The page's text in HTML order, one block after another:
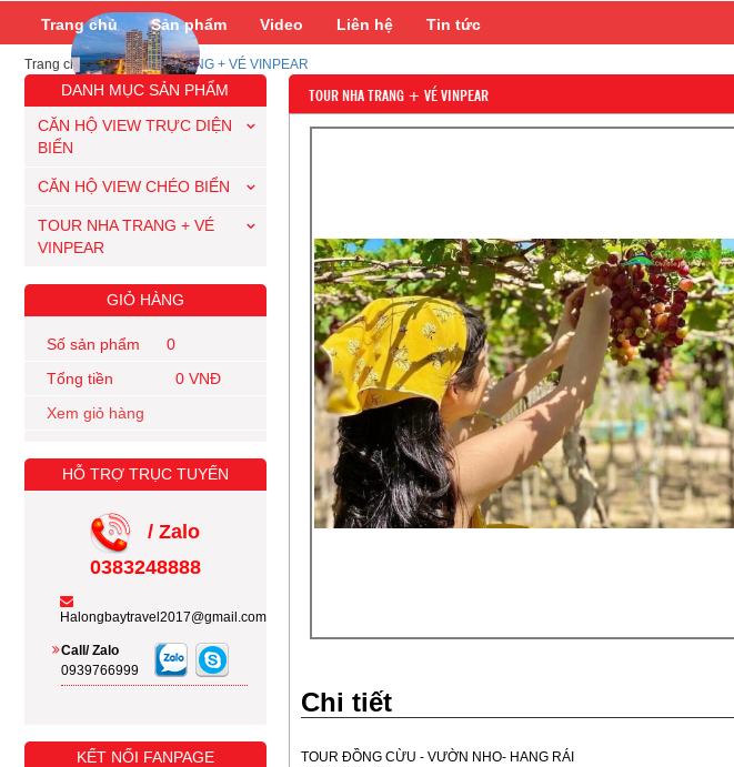
Trang chủ Sản phẩm Video Liên hệ Tin tức
Trang chủ/TOUR NHA TRANG + VÉ VINPEAR
DANH MỤC SẢN PHẨM
CĂN HỘ VIEW TRỰC DIỆN
BIỂN
CĂN HỘ VIEW CHÉO BIỂN
TOUR NHA TRANG + VÉ
VINPEAR
GIỎ HÀNG
Số sản phẩm 0
Tổng tiền 0 VNĐ
Xem giỏ hàng
HỖ TRỢ TRỤC TUYẾN
/ Zalo
0383248888
Halongbaytravel2017@gmail.com
Call/ Zalo
0939766999
KẾT NỐI FANPAGE
TOUR NHA TRANG + VÉ VINPEAR
Chi tiết
TOUR ĐỒNG CỪU - VƯỜN NHO- HANG RÁI